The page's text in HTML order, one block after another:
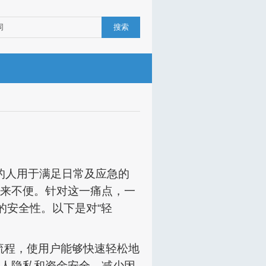
搜索
用于满足日常及应急的
不便。针对这一痛点，一
安全性。以下是对“轻
程，使用户能够快速轻松地